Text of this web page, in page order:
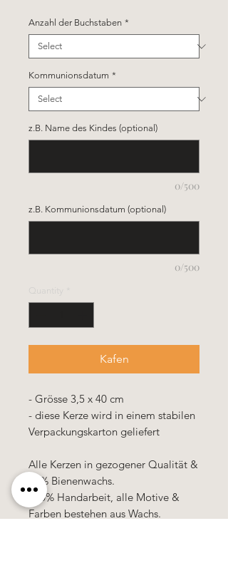
Anzahl der Buchstaben *
Kommunionsdatum *
z.B. Name des Kindes (optional)
0/500
z.B. Kommunionsdatum (optional)
0/500
Quantity
Kafen
- Grösse 3,5 x 40 cm
- diese Kerze wird in einem stabilen
Verpackungskarton geliefert
Alle Kerzen in gezogener Qualität &
10% Bienenwachs.
100% Handarbeit, alle Motive &
Farben bestehen aus Wachs.